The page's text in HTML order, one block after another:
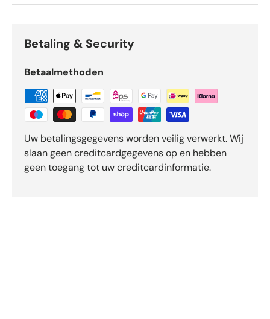
Betaling & Security
Betaalmethoden
Uw betalingsgegevens worden veilig verwerkt. Wij
slaan geen creditcardgegevens op en hebben
geen toegang tot uw creditcardinformatie.